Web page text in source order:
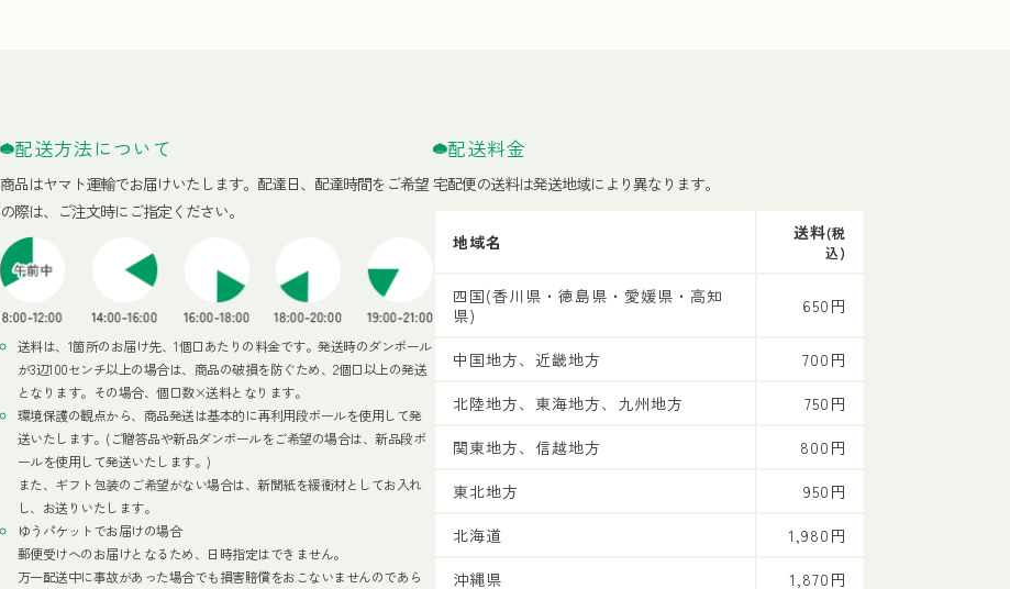
配送方法について
商品はヤマト運輸でお届けいたします。 配達日、配達時間をご希望
の際は、ご注文時にご指定ください。
送料は、1箇所のお届け先、1個口あたりの料金です。発送時のダンボール
が3辺100センチ以上の場合は、商品の破損を防ぐため、2個口以上の発送
となります。その場合、個口数×送料となります。
環境保護の観点から、商品発送は基本的に再利用段ボールを使用して発
送いたします。(ご贈答品や新品ダンボールをご希望の場合は、新品段ボ
ールを使用して発送いたします。)
また、ギフト包装のご希望がない場合は、新聞紙を緩衝材としてお入れ
し、お送りいたします。
ゆうパケットでお届けの場合
郵便受けへのお届けとなるため、日時指定はできません。
万一配送中に事故があった場合でも損害賠償をおこないませんのであら
配送料金
宅配便の送料は発送地域により異なります。
地域名 送料(税
込)
四国(香川県・徳島県・愛媛県・高知
県)
650円
中国地方、近畿地方
700円
北陸地方、東海地方、九州地方
750円
関東地方、信越地方
800円
東北地方
950円
北海道
1,980円
沖縄県
1,870円